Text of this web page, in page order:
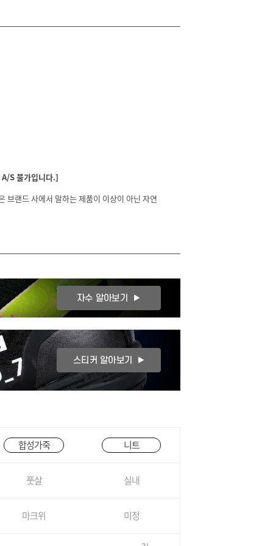
S 불가입니다.]
브랜드 사에서 말하는 제품이 이상이 아닌 자연
합성가죽 니트
풋살 실내
마크위 미정